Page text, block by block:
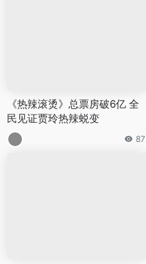
《热辣滚烫》总票房破6亿 全
民见证贾玲热辣蜕变
87